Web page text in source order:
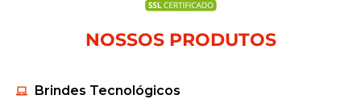
NOSSOS PRODUTOS
Brindes Tecnológicos